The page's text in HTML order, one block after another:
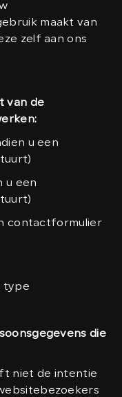
maakt van
zelf aan ons
van de
u een
u een
contactformulier
type
die
niet de intentie